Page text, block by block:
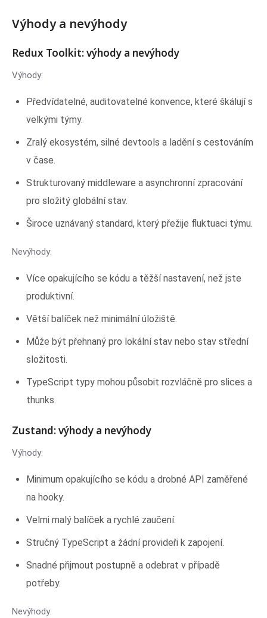
Výhody a nevýhody
Redux Toolkit: výhody a nevýhody
Výhody:
Předvídatelné, auditovatelné konvence, které škálují s
velkými týmy.
Zralý ekosystém, silné devtools a ladění s cestováním
v čase.
Strukturovaný middleware a asynchronní zpracování
pro složitý globální stav.
Široce uznávaný standard, který přežije fluktuaci týmu.
Nevýhody:
Více opakujícího se kódu a těžší nastavení, než jste
produktivní.
Větší balíček než minimální úložiště.
Může být přehnaný pro lokální stav nebo stav střední
složitosti.
TypeScript typy mohou působit rozvláčně pro slices a
thunks.
Zustand: výhody a nevýhody
Výhody:
Minimum opakujícího se kódu a drobné API zaměřené
na hooky.
Velmi malý balíček a rychlé zaučení.
Stručný TypeScript a žádní provideři k zapojení.
Snadné přijmout postupně a odebrat v případě
potřeby.
Nevýhody: